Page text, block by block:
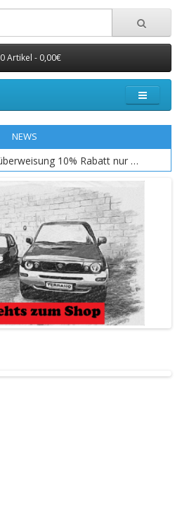
0 Artikel - 0,00€
NEWS
Bei Zahlung mit Banküberweisung 10% Rabatt nur EU Raum